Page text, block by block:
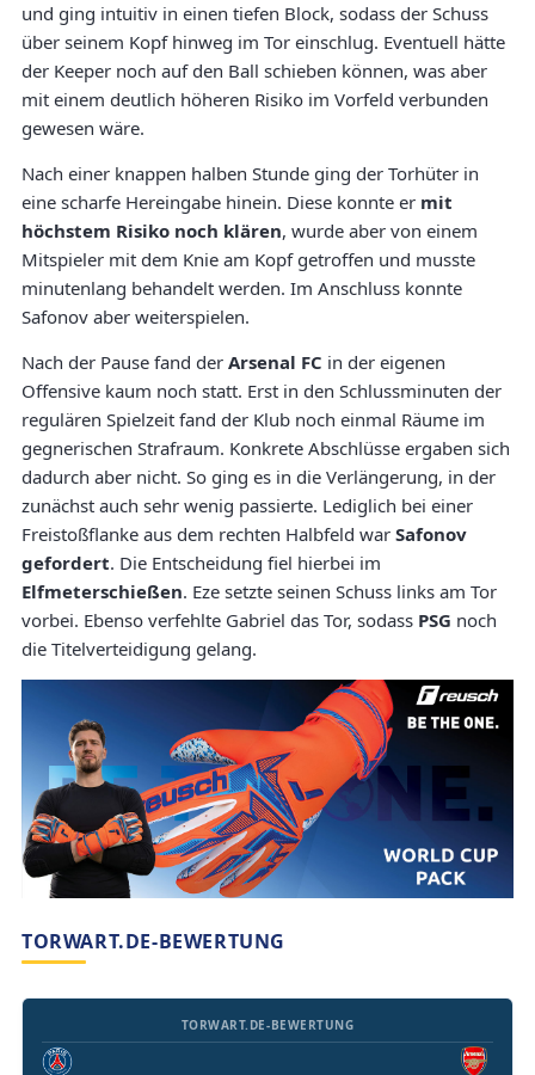
und ging intuitiv in einen tiefen Block, sodass der Schuss
über seinem Kopf hinweg im Tor einschlug. Eventuell hätte
der Keeper noch auf den Ball schieben können, was aber
mit einem deutlich höheren Risiko im Vorfeld verbunden
gewesen wäre.
Nach einer knappen halben Stunde ging der Torhüter in
eine scharfe Hereingabe hinein. Diese konnte er mit
höchstem Risiko noch klären, wurde aber von einem
Mitspieler mit dem Knie am Kopf getroffen und musste
minutenlang behandelt werden. Im Anschluss konnte
Safonov aber weiterspielen.
Nach der Pause fand der Arsenal FC in der eigenen
Offensive kaum noch statt. Erst in den Schlussminuten der
regulären Spielzeit fand der Klub noch einmal Räume im
gegnerischen Strafraum. Konkrete Abschlüsse ergaben sich
dadurch aber nicht. So ging es in die Verlängerung, in der
zunächst auch sehr wenig passierte. Lediglich bei einer
Freistoßflanke aus dem rechten Halbfeld war Safonov
gefordert. Die Entscheidung fiel hierbei im
Elfmeterschießen. Eze setzte seinen Schuss links am Tor
vorbei. Ebenso verfehlte Gabriel das Tor, sodass PSG noch
die Titelverteidigung gelang.
TORWART.DE-BEWERTUNG
TORWART.DE-BEWERTUNG